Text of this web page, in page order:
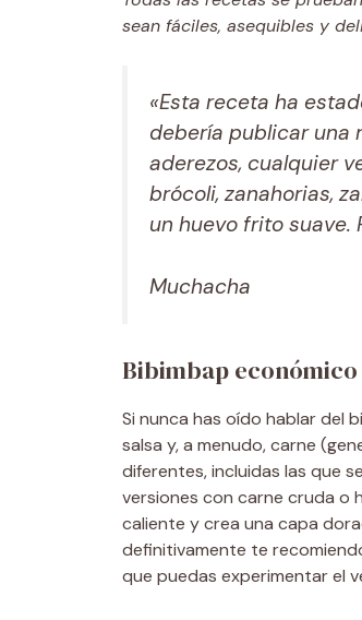
sean fáciles, asequibles y
«Esta receta ha
debería publicar una
aderezos, cualquier
brócoli, zanahorias,
un huevo frito
Muchacha
Bibimbap económico
Si nunca has oído hablar del
salsa y, a menudo, carne
diferentes, incluidas las que
versiones con carne cruda o
caliente y crea una capa
definitivamente te
que puedas experimentar el